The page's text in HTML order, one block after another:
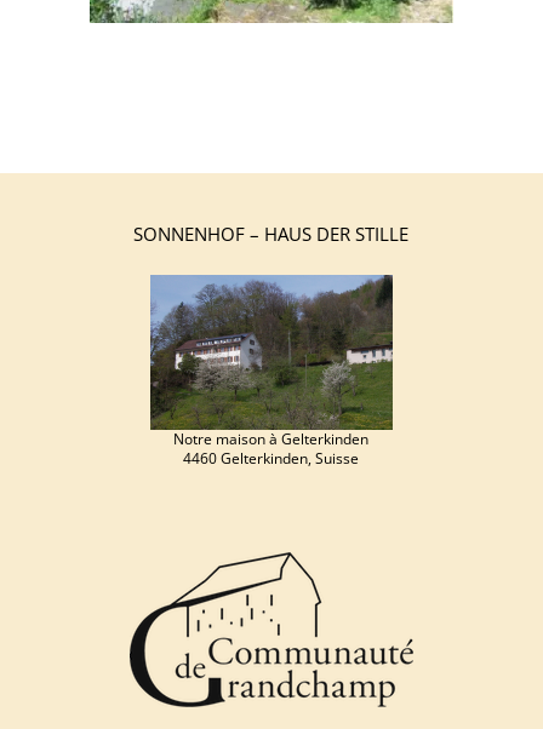
SONNENHOF – HAUS DER STILLE
Notre maison à Gelterkinden
4460 Gelterkinden, Suisse